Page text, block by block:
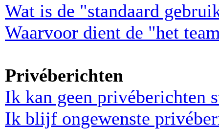
Wat is de "standaard
Waarvoor dient de "het
Privéberichten
Ik kan geen privéberichten
Ik blijf ongewenste